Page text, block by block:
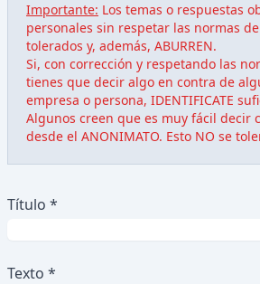
Importante: Los temas o respuestas
personales sin respetar las normas
tolerados y, además, ABURREN.
Si, con corrección y respetando las
tienes que decir algo en contra de
empresa o persona, IDENTIFICATE
Algunos creen que es muy fácil decir
desde el ANONIMATO. Esto NO se
Título *
Texto *